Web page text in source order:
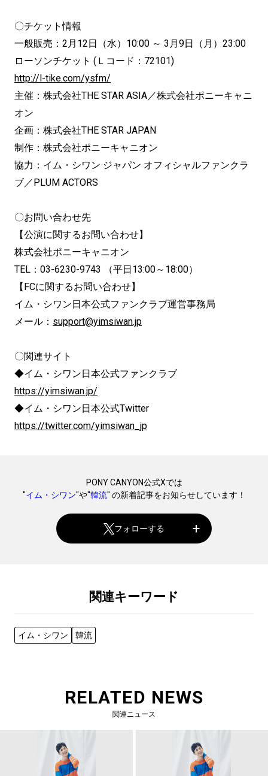
〇チケット情報
一般販売：2月12日（水）10:00 ～ 3月9日（月）23:00
ローソンチケット (Ｌコード：72101)
http://l-tike.com/ysfm/
主催：株式会社THE STAR ASIA／株式会社ポニーキャニ
オン
企画：株式会社THE STAR JAPAN
制作：株式会社ポニーキャニオン
協力：イム・シワン ジャパン オフィシャルファンクラ
ブ／PLUM ACTORS
〇お問い合わせ先
【公演に関するお問い合わせ】
株式会社ポニーキャニオン
TEL：03-6230-9743 （平⽇13:00～18:00）
【FCに関するお問い合わせ】
イム・シワン日本公式ファンクラブ運営事務局
メール： support@yimsiwan.jp
〇関連サイト
◆イム・シワン日本公式ファンクラブ
https://yimsiwan.jp/
◆イム・シワン日本公式Twitter
https://twitter.com/yimsiwan_jp
PONY CANYON公式Xでは
"イム・シワン"や"韓流" の新着記事をお知らせしています！
フォローする
関連キーワード
イム・シワン 韓流
RELATED NEWS
関連ニュース